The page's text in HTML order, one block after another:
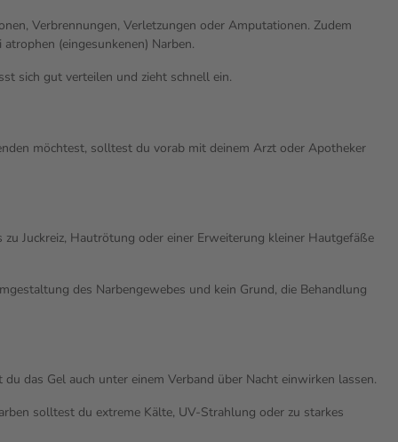
Verbrennungen, Verletzungen oder Amputationen. Zudem
(eingesunkenen) Narben.
sich gut verteilen und zieht schnell ein.
möchtest, solltest du vorab mit deinem Arzt oder Apotheker
Juckreiz, Hautrötung oder einer Erweiterung kleiner Hautgefäße
des Narbengewebes und kein Grund, die Behandlung
das Gel auch unter einem Verband über Nacht einwirken lassen.
solltest du extreme Kälte, UV-Strahlung oder zu starkes